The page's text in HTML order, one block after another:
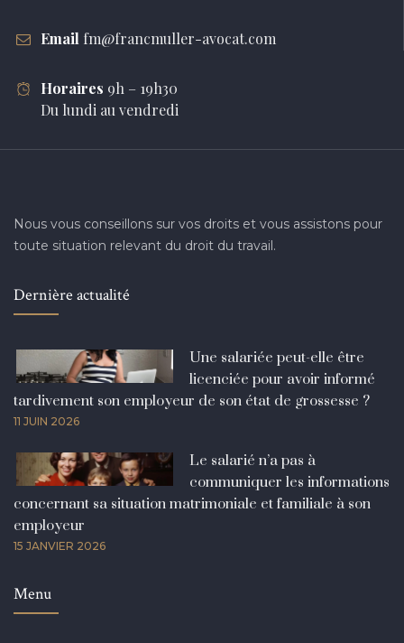
Email fm@francmuller-avocat.com
Horaires 9h – 19h30
Du lundi au vendredi
Nous vous conseillons sur vos droits et vous assistons pour
toute situation relevant du droit du travail.
Dernière actualité
Une salariée peut-elle être
licenciée pour avoir informé
tardivement son employeur de son état de grossesse ?
11 JUIN 2026
Le salarié n’a pas à
communiquer les informations
concernant sa situation matrimoniale et familiale à son
employeur
15 JANVIER 2026
Menu